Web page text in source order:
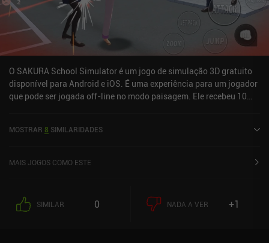
O SAKURA School Simulator é um jogo de simulação 3D gratuito
disponível para Android e iOS. É uma experiência para um jogador
que pode ser jogada off-line no modo paisagem. Ele recebeu 10
classificação atual de 4,4 de 5,0 no Google Play e 4,3 de 5,0 na iOS
MOSTRAR 8 SIMILARIDADES
MAIS JOGOS COMO ESTE
SIMILAR 0 NADA A VER +1